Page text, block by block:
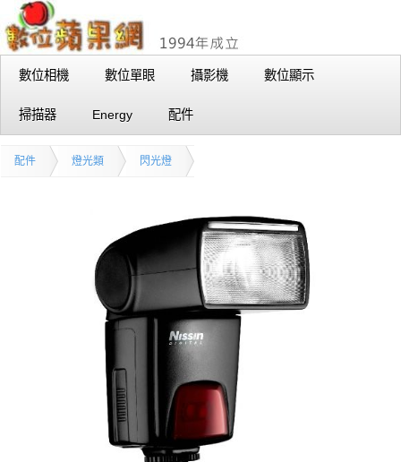
數位相機 數位單眼 攝影機 數位顯示
掃描器 Energy 配件
配件 燈光類 閃光燈